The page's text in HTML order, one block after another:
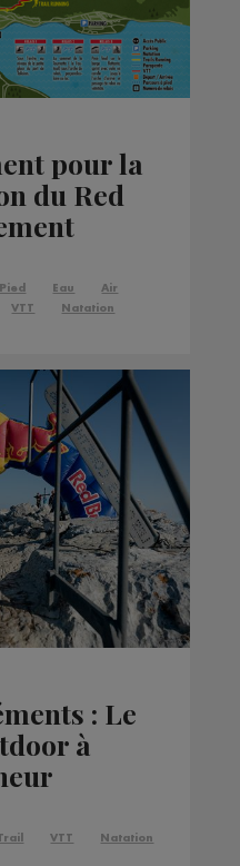
pour la
du Red
Eau
Air
VTT Natation
: Le
à
VTT Natation